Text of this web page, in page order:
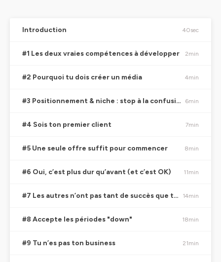
Introduction 40sec
#1 Les deux vraies compétences à développer 2min
#2 Pourquoi tu dois créer un média 4min
#3 Positionnement & niche : stop à la confusion 6min
#4 Sois ton premier client 7min
#5 Une seule offre suffit pour commencer 8min
#6 Oui, c’est plus dur qu’avant (et c’est OK) 11min
#7 Les autres n’ont pas tant de succès que tu crois 14min
#8 Accepte les périodes "down" 18min
#9 Tu n’es pas ton business 21min